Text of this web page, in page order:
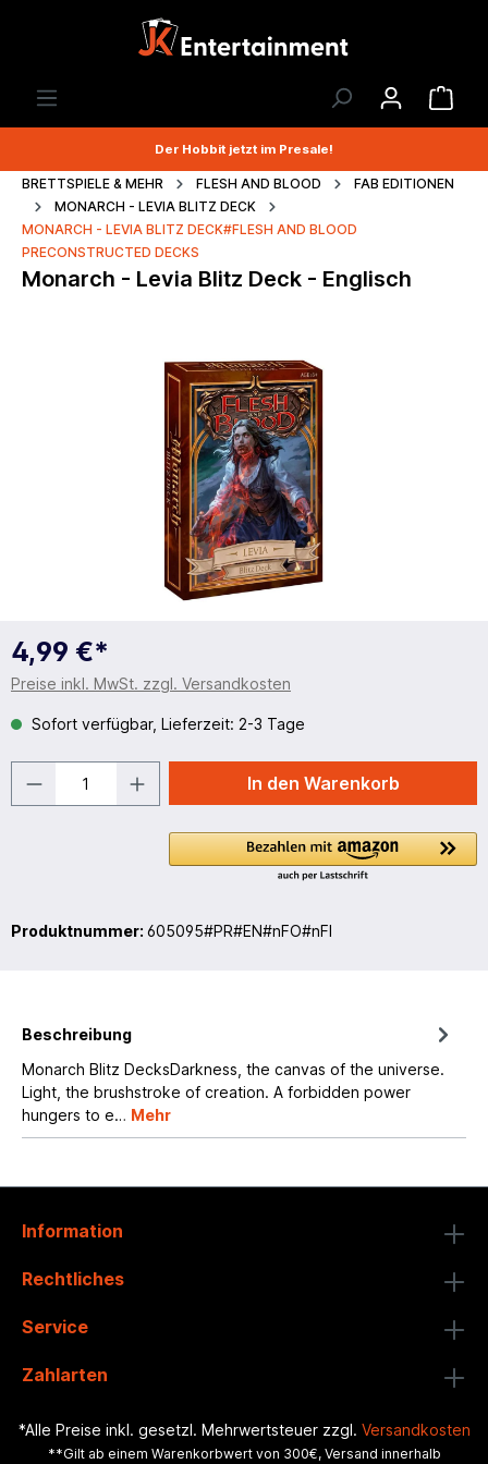
Der Hobbit jetzt im Presale!
BRETTSPIELE & MEHR FLESH AND BLOOD
FAB EDITIONEN
MONARCH - LEVIA BLITZ DECK
MONARCH - LEVIA BLITZ DECK#FLESH AND BLOOD
PRECONSTRUCTED DECKS
Monarch - Levia Blitz Deck - Englisch
4,99 €*
Preise inkl. MwSt. zzgl. Versandkosten
Sofort verfügbar, Lieferzeit: 2-3 Tage
In den Warenkorb
Produktnummer: 605095#PR#EN#nFO#nFI
Beschreibung
Monarch Blitz DecksDarkness, the canvas of the universe.
Light, the brushstroke of creation. A forbidden power
hungers to e… Mehr
Information
Rechtliches
Service
Zahlarten
*Alle Preise inkl. gesetzl. Mehrwertsteuer zzgl. Versandkosten
**Gilt ab einem Warenkorbwert von 300€, Versand innerhalb